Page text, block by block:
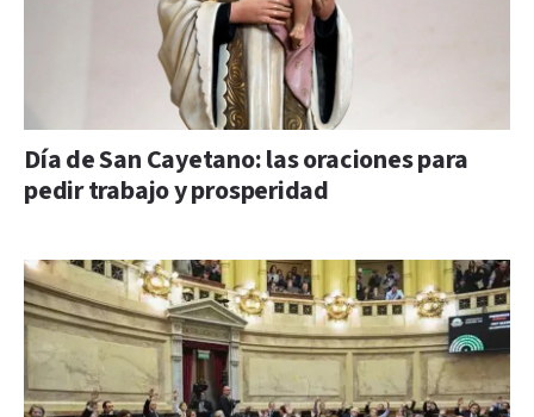
Día de San Cayetano: las oraciones para
pedir trabajo y prosperidad